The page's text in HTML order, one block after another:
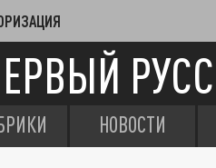
НОВОСТИ